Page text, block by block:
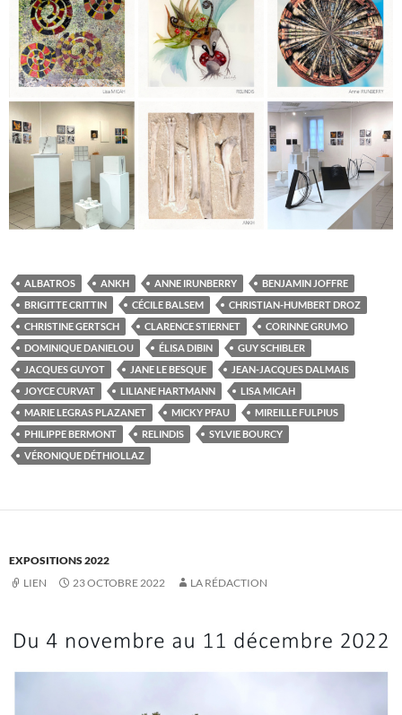
ALBATROS ANKH ANNE IRUNBERRY
BENJAMIN JOFFRE
BRIGITTE CRITTIN
CÉCILE BALSEM
CHRISTIAN-HUMBERT DROZ
CHRISTINE GERTSCH
CLARENCE STIERNET
CORINNE GRUMO
DOMINIQUE DANIELOU
ÉLISA DIBIN
GUY SCHIBLER
JACQUES GUYOT
JANE LE BESQUE
JEAN-JACQUES DALMAIS
JOYCE CURVAT
LILIANE HARTMANN
LISA MICAH
MARIE LEGRAS PLAZANET
MICKY PFAU
MIREILLE FULPIUS
PHILIPPE BERMONT
RELINDIS
SYLVIE BOURCY
VÉRONIQUE DÉTHIOLLAZ
EXPOSITIONS 2022
LIEN
23 OCTOBRE 2022 LA RÉDACTION